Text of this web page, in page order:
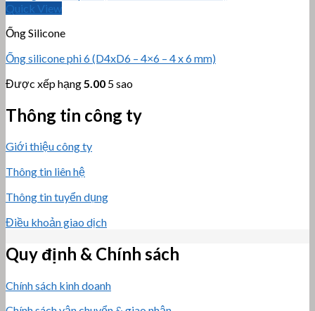
Quick View
Ống Silicone
Ống silicone phi 6 (D4xD6 – 4×6 – 4 x 6 mm)
Được xếp hạng5.00 5 sao
Thông tin công ty
Giới thiệu công ty
Thông tin liên hệ
Thông tin tuyển dụng
Điều khoản giao dịch
Quy định & Chính sách
Chính sách kinh doanh